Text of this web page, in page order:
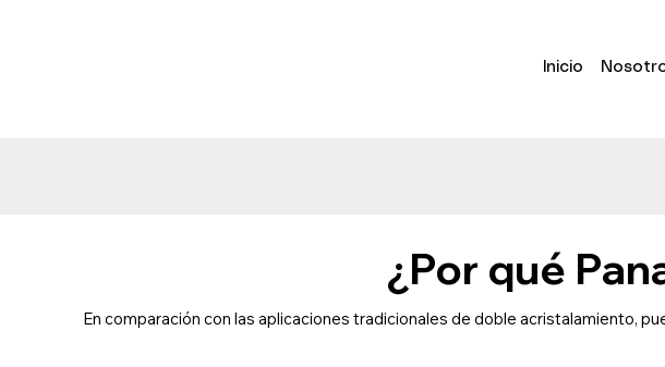
Inicio
¿Por qué
En comparación con las aplicaciones tradicionales de doble acristalamiento,